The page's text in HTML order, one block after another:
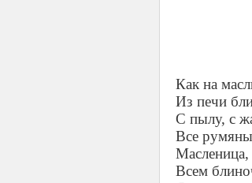
Как на
Из печи
С пылу, с
Все
Всем